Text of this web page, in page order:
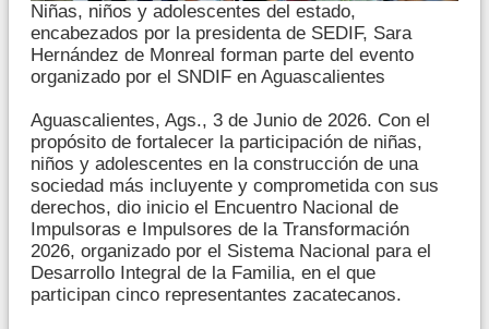
Niñas, niños y adolescentes del estado,
encabezados por la presidenta de SEDIF, Sara
Hernández de Monreal forman parte del evento
organizado por el SNDIF en Aguascalientes
Aguascalientes, Ags., 3 de Junio de 2026. Con el
propósito de fortalecer la participación de niñas,
niños y adolescentes en la construcción de una
sociedad más incluyente y comprometida con sus
derechos, dio inicio el Encuentro Nacional de
Impulsoras e Impulsores de la Transformación
2026, organizado por el Sistema Nacional para el
Desarrollo Integral de la Familia, en el que
participan cinco representantes zacatecanos.